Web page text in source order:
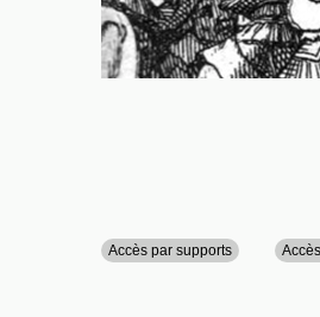
Accès par supports